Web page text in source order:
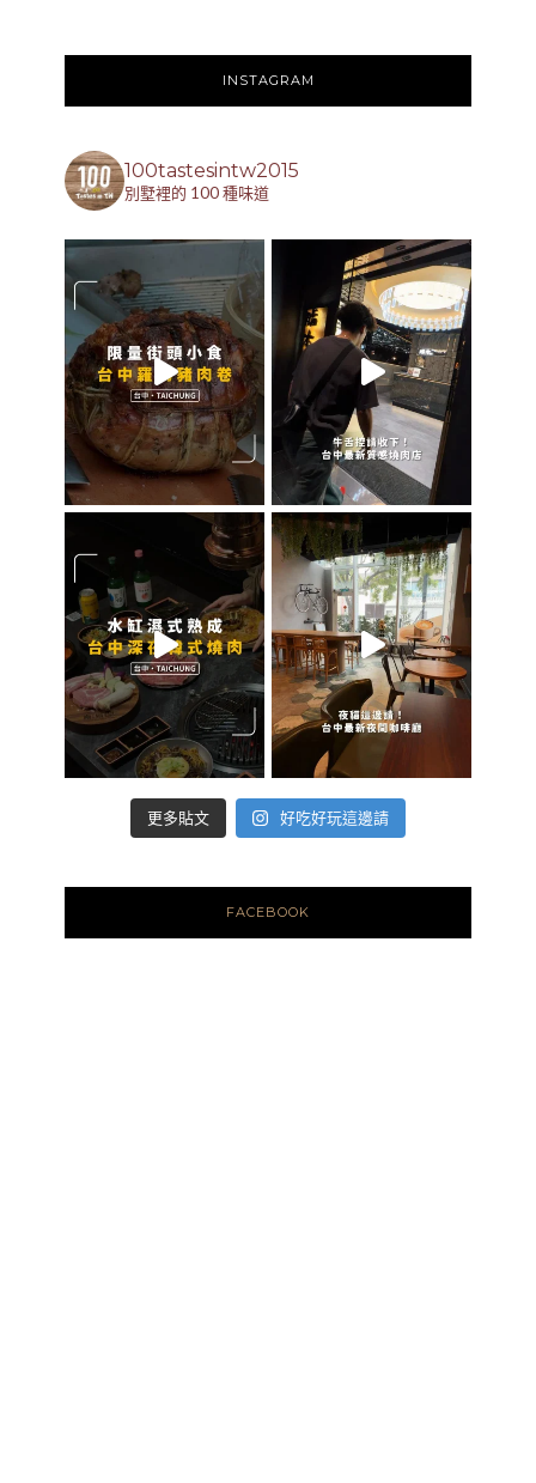
INSTAGRAM
100tastesintw2015
別墅裡的 100 種味道
更多貼文 好吃好玩這邊請
FACEBOOK